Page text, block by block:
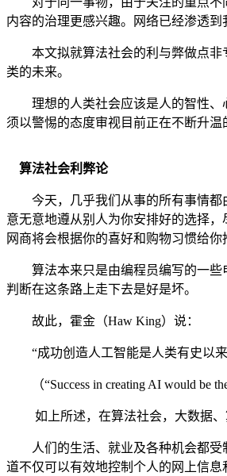
内容的治理更感兴趣。网络已经渗透
本文拟就算法社会的利与弊做点
类的未来。
理想的人类社会应该是人的智性
须以警惕的态度审视目前正在不断升温
算法社会利弊论
今天，几乎我们从事的所有事情
意无意地遵从别人为你安排好的选择
网商将会根据你的喜好和购物习惯给你
算法本来只是由编程员编写的一
判断在这条路上走下去是好是坏。
故此，霍金（Haw King）说：
“成功创造人工智能是人类有史以
（“Success in creating AI would be
如上所述，在算法社会，大数据
人们的生活、就业及各种机会都
道不仅可以有效地控制个人的网上信